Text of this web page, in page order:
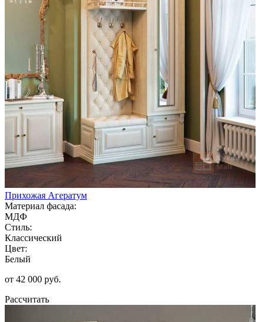
Прихожая Агератум
Материал фасада:
МДФ
Стиль:
Классический
Цвет:
Белый
от 42 000 руб.
Рассчитать